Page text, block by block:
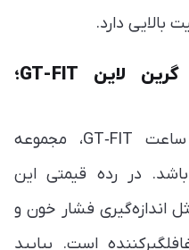
بالایی دارد.
بررسی ساعت هوشمند گرین لاین GT-FIT؛
شاید مهم‌ترین برگ برنده ساعت GT‑FIT، مجموعه
در رده قیمتی این
اندازه‌گیری فشار خون و
است. بیایید